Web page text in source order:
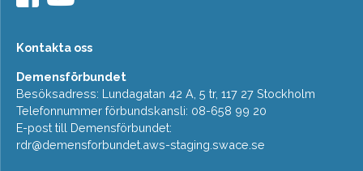
Kontakta oss
Demensförbundet
Besöksadress: Lundagatan 42 A, 5 tr, 117 27 Stockholm
Telefonnummer förbundskansli: 08-658 99 20
E-post till Demensförbundet:
rdr@demensforbundet.aws-staging.swace.se